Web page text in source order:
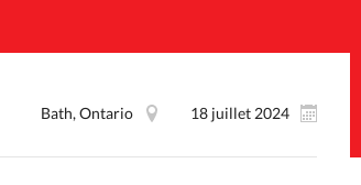
18 juillet 2024
Bath, Ontario